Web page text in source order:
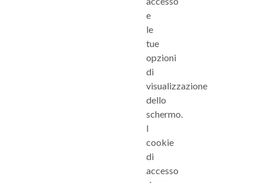
e
le
tue
opzioni
di
visualizzazione
dello
schermo.
I
cookie
di
accesso